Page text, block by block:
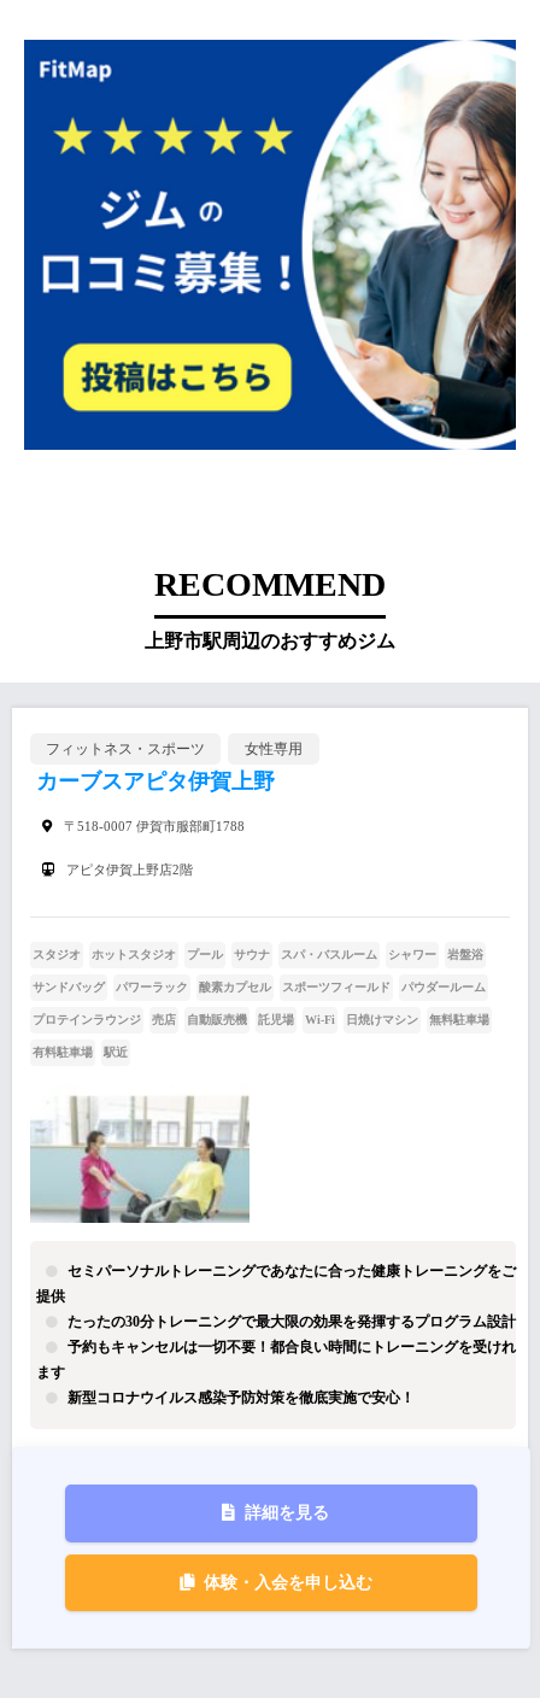
RECOMMEND
上野市駅周辺のおすすめジム
フィットネス・スポーツ 女性専用
カーブスアピタ伊賀上野
〒518-0007 伊賀市服部町1788
アピタ伊賀上野店2階
スタジオ ホットスタジオ プール サウナ スパ・バスルーム シャワー 岩盤浴
サンドバッグ パワーラック 酸素カプセル スポーツフィールド パウダールーム
プロテインラウンジ 売店 自動販売機 託児場 Wi-Fi 日焼けマシン 無料駐車場
有料駐車場 駅近
セミパーソナルトレーニングであなたに合った健康トレーニングをご
提供
たったの30分トレーニングで最大限の効果を発揮するプログラム設計
予約もキャンセルは一切不要！都合良い時間にトレーニングを受けれ
ます
新型コロナウイルス感染予防対策を徹底実施で安心！
詳細を見る
体験・入会を申し込む